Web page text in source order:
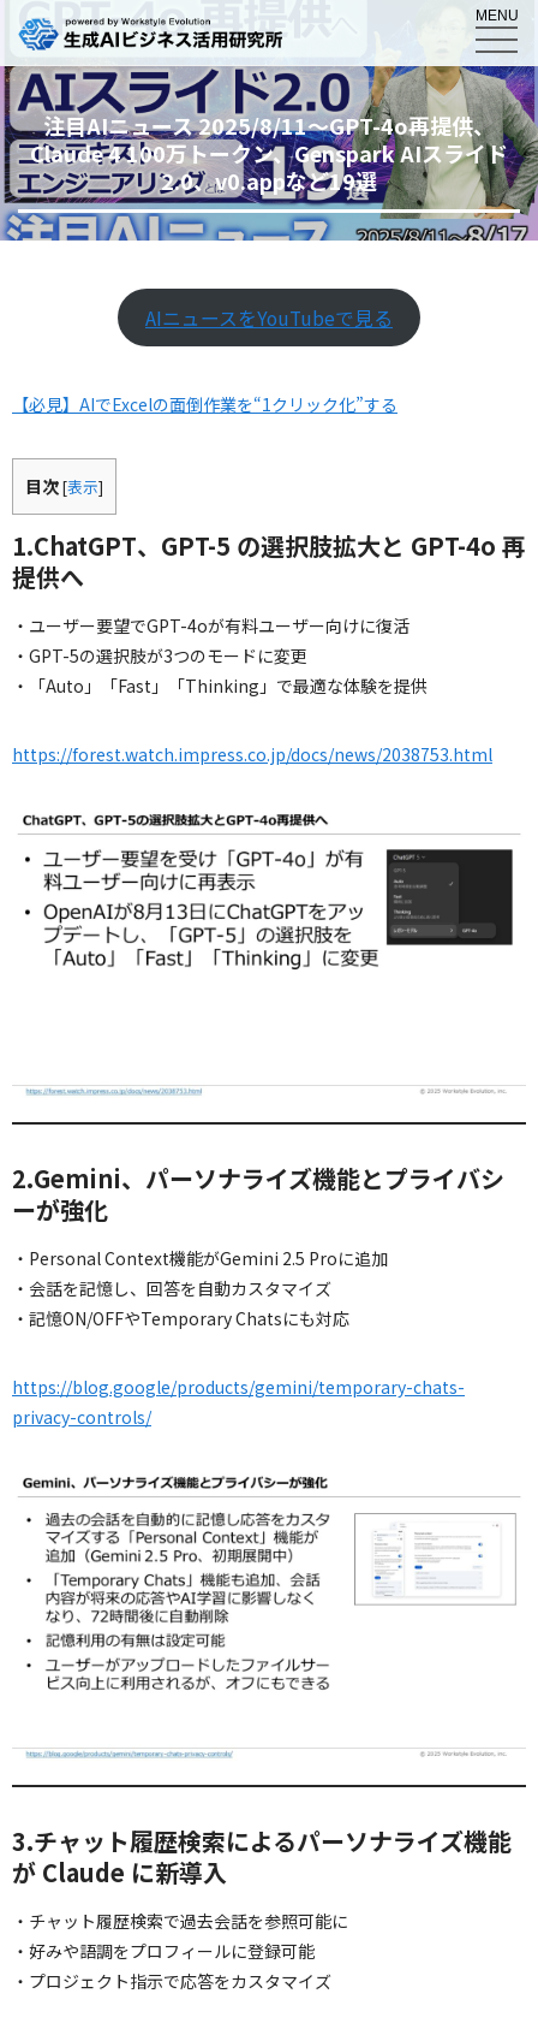
MENU
注目AIニュース 2025/8/11～GPT-4o再提供、
Claude 4 100万トークン、Genspark AIスライド
2.0、v0.appなど19選
AIニュースをYouTubeで見る
【必見】AIでExcelの面倒作業を“1クリック化”する
目次[表示]
1.ChatGPT、GPT-5 の選択肢拡大と GPT-4o 再
提供へ
・ユーザー要望でGPT-4oが有料ユーザー向けに復活
・GPT-5の選択肢が3つのモードに変更
・「Auto」「Fast」「Thinking」で最適な体験を提供
https://forest.watch.impress.co.jp/docs/news/2038753.html
2.Gemini、パーソナライズ機能とプライバシ
ーが強化
・Personal Context機能がGemini 2.5 Proに追加
・会話を記憶し、回答を自動カスタマイズ
・記憶ON/OFFやTemporary Chatsにも対応
https://blog.google/products/gemini/temporary-chats-
privacy-controls/
3.チャット履歴検索によるパーソナライズ機能
が Claude に新導入
・チャット履歴検索で過去会話を参照可能に
・好みや語調をプロフィールに登録可能
・プロジェクト指示で応答をカスタマイズ